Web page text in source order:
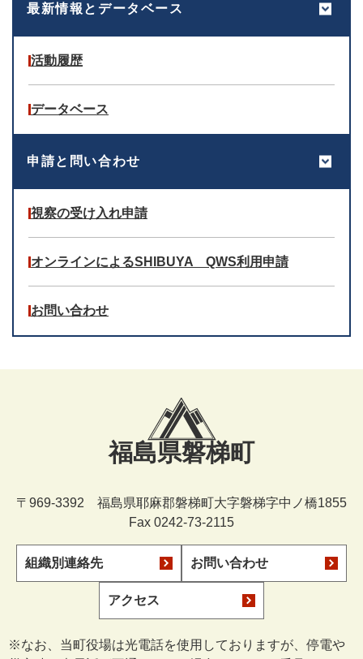
最新情報とデータベース
活動履歴
データベース
申請と問い合わせ
視察の受け入れ申請
オンラインによるSHIBUYA QWS利用申請
お問い合わせ
福島県磐梯町
〒969-3392 福島県耶麻郡磐梯町大字磐梯字中ノ橋1855
Fax 0242-73-2115
組織別連絡先 お問い合わせ
アクセス
※なお、当町役場は光電話を使用しておりますが、停電や